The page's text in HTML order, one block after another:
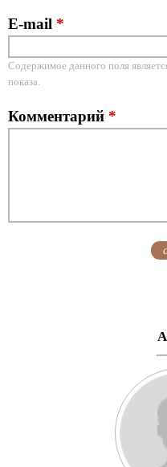
E-mail *
Содержимое данного поля
показа.
Комментарий *